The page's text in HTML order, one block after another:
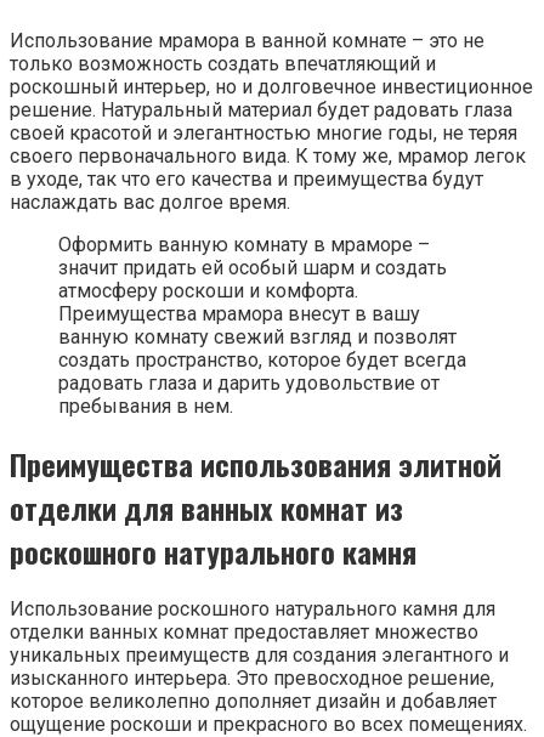
Использование мрамора в ванной комнате – это не
только возможность создать впечатляющий и
роскошный интерьер, но и долговечное инвестиционное
решение. Натуральный материал будет радовать глаза
своей красотой и элегантностью многие годы, не теряя
своего первоначального вида. К тому же, мрамор легок
в уходе, так что его качества и преимущества будут
наслаждать вас долгое время.
Оформить ванную комнату в мраморе –
значит придать ей особый шарм и создать
атмосферу роскоши и комфорта.
Преимущества мрамора внесут в вашу
ванную комнату свежий взгляд и позволят
создать пространство, которое будет всегда
радовать глаза и дарить удовольствие от
пребывания в нем.
Преимущества использования элитной
отделки для ванных комнат из
роскошного натурального камня
Использование роскошного натурального камня для
отделки ванных комнат предоставляет множество
уникальных преимуществ для создания элегантного и
изысканного интерьера. Это превосходное решение,
которое великолепно дополняет дизайн и добавляет
ощущение роскоши и прекрасного во всех помещениях.